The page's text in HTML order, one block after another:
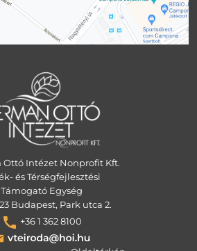
Ottó Intézet Nonprofit Kft.
és Térségfejlesztési
Támogató Egység
Budapest, Park utca 2.
+36 1 362 8100